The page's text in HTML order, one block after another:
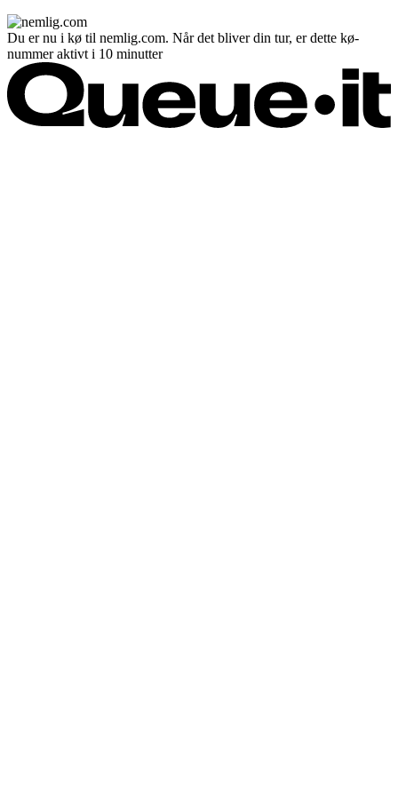
Du er nu i kø til nemlig.com. Når det bliver din tur, er dette kø-
nummer aktivt i 10 minutter